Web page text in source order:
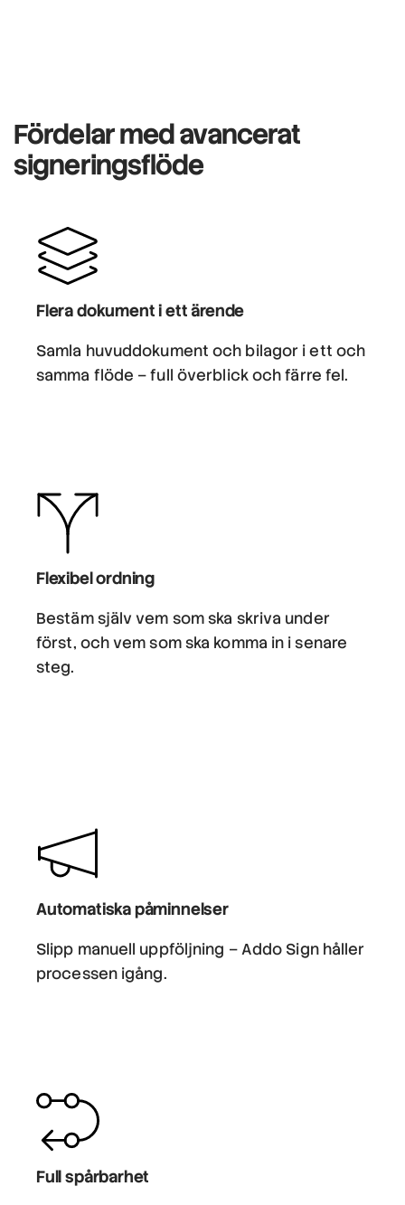
Fördelar med avancerat
signeringsflöde
Flera dokument i ett ärende
Samla huvuddokument och bilagor i ett och
samma flöde – full överblick och färre fel.
Flexibel ordning
Bestäm själv vem som ska skriva under
först, och vem som ska komma in i senare
steg.
Automatiska påminnelser
Slipp manuell uppföljning – Addo Sign håller
processen igång.
Full spårbarhet